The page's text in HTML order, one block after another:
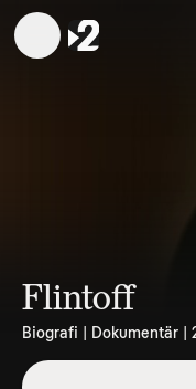
Flintoff
Biografi | Dokumentär |